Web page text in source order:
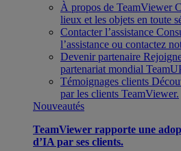
À propos de TeamViewer
lieux et les objets en toute
Contacter l’assistance
l’assistance ou contactez
Devenir partenaire
partenariat mondial
Témoignages clients
par les clients TeamViewer.
Nouveautés
TeamViewer rapporte une
d’IA par ses clients.